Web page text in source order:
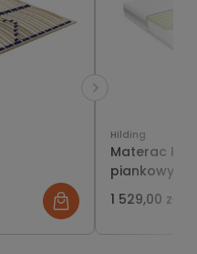
Hilding
Materac
piankowy,
HILDING
1 529,00 zł